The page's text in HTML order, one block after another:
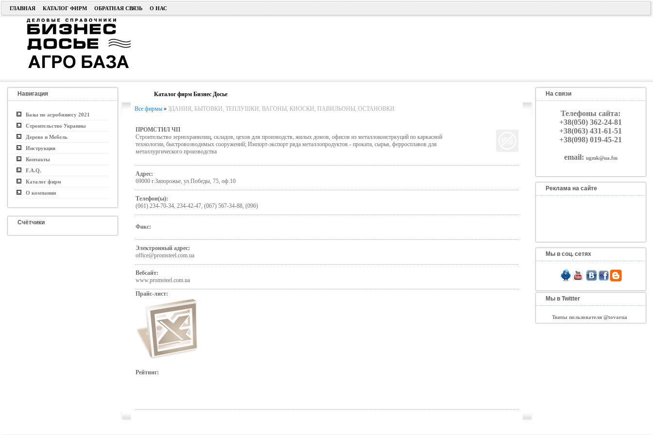
ГЛАВНАЯ КАТАЛОГ ФИРМ ОБРАТНАЯ СВЯЗЬ О НАС
Навигация
Базы по агробизнесу 2021
Строительство Украины
Дерево и Мебель
Инструкция
Контакты
F.A.Q.
Каталог фирм
О компании
Счётчики
Каталог фирм Бизнес Досье
Все фирмы» ЗДАНИЯ, БЫТОВКИ, ТЕПЛУШКИ, ВАГОНЫ, КИОСКИ, ПАВИЛЬОНЫ, ОСТАНОВКИ
ПРОМСТИЛ ЧП
Строительство зернохранилищ, складов, цехов для производств, жилых домов, офисов из металлоконстркуций по каркасной
технологии, быстровозводимых сооружений; Импорт-экспорт ряда металлопродуктов - проката, сырья, ферросплавов для
металлургического производства
Адрес:
69000 г.Запорожье, ул.Победы, 75, оф.10
Телефон(ы):
(061) 234-70-34, 234-42-47, (067) 567-34-88, (096)
Факс:
Электронный адрес:
office@promsteel.com.ua
Вебсайт:
www.promsteel.com.ua
Прайс-лист:
Рейтинг:
На связи
Телефоны сайта:
+38(050) 362-24-81
+38(063) 431-61-51
+38(098) 019-45-21
email: ugmk@ua.fm
Реклама на сайте
Мы в соц. сетях
Мы в Twitter
Твиты пользователя @tovarua